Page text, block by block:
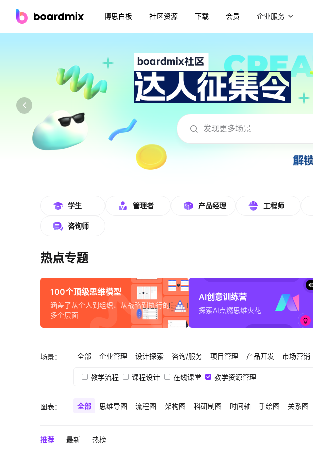
博思白板 社区资源 下载 会员 企业服务
海量教学资源管理在线模板使用
学生 管理者 产品经理 工程师
咨询师
热点专题
100个顶级思维模型
涵盖了从个人到组织、从战略到执行的
多个层面
AI创意训练营
探索AI点燃思维火花
场景： 全部 企业管理 设计探索 咨询/服务 项目管理 产品开发 市场营销
教学流程 课程设计 在线课堂 教学资源管理
图表： 全部 思维导图 流程图 架构图 科研制图 时间轴 手绘图 关系图
推荐 最新 热榜